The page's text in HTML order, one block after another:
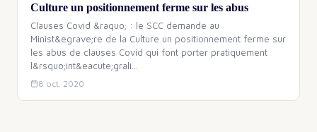
Culture un positionnement ferme sur les abus
Clauses Covid &raquo; : le SCC demande au
Minist&egrave;re de la Culture un positionnement ferme sur
les abus de clauses Covid qui font porter pratiquement
l&rsquo;int&eacute;grali
8 oct. 2020